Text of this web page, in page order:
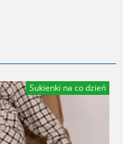
Sukienki na co dzień